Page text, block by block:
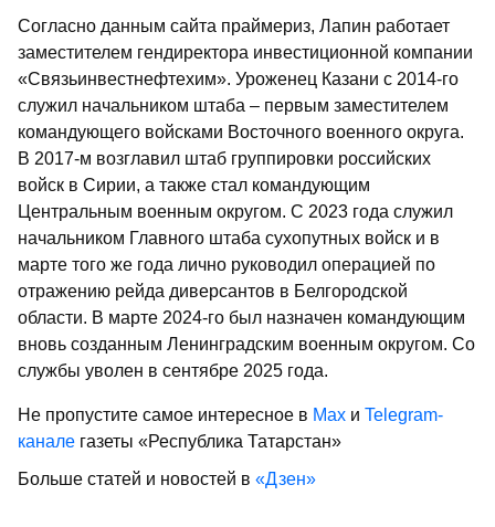
Согласно данным сайта праймериз, Лапин работает
заместителем гендиректора инвестиционной компании
«Связьинвестнефтехим». Уроженец Казани с 2014-го
служил начальником штаба – первым заместителем
командующего войсками Восточного военного округа.
В 2017-м возглавил штаб группировки российских
войск в Сирии, а также стал командующим
Центральным военным округом. С 2023 года служил
начальником Главного штаба сухопутных войск и в
марте того же года лично руководил операцией по
отражению рейда диверсантов в Белгородской
области. В марте 2024-го был назначен командующим
вновь созданным Ленинградским военным округом. Со
службы уволен в сентябре 2025 года.
Не пропустите самое интересное в Max и Telegram-
канале газеты «Республика Татарстан»
Больше статей и новостей в «Дзен»